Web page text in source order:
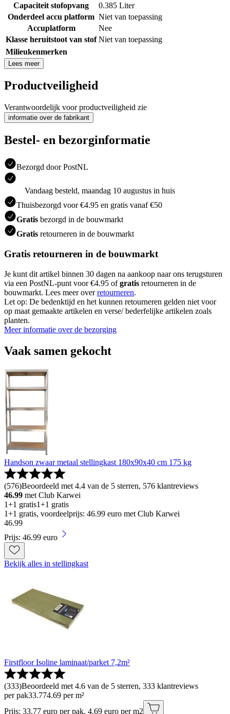
Capaciteit stofopvang
0.385 Liter
Onderdeel accu platform Niet van toepassing
Accuplatform
Nee
Klasse heruitstoot van stof Niet van toepassing
Milieukenmerken
Lees meer
Productveiligheid
Verantwoordelijk voor productveiligheid zie
informatie over de fabrikant
Bestel- en bezorginformatie
Bezorgd door PostNL
Vandaag besteld, maandag 10 augustus in huis
Thuisbezorgd voor €4.95 en gratis vanaf €50
Gratis bezorgd in de bouwmarkt
Gratis retourneren in de bouwmarkt
Gratis retourneren in de bouwmarkt
Je kunt dit artikel binnen 30 dagen na aankoop naar ons terugsturen
via een PostNL-punt voor €4.95 ofgratis retourneren in de
bouwmarkt. Lees meer overretourneren.
Let op: De bedenktijd en het kunnen retourneren gelden niet voor
op maat gemaakte artikelen en verse/ bederfelijke artikelen zoals
planten.
Meer informatie over de bezorging
Vaak samen gekocht
Handson zwaar metaal stellingkast 180x90x40 cm 175 kg
(576)Beoordeeld met 4.4 van de 5 sterren, 576 klantreviews
46.99 met Club Karwei
1+1 gratis1+1 gratis
1+1 gratis, voordeelprijs: 46.99 euro met Club Karwei
46.99
Prijs: 46.99 euro
Bekijk alles in stellingkast
Firstfloor Isoline laminaat/parket 7,2m²
(333)Beoordeeld met 4.6 van de 5 sterren, 333 klantreviews
per pak33.774.69 per m²
Prijs: 33.77 euro per pak, 4.69 euro per m2